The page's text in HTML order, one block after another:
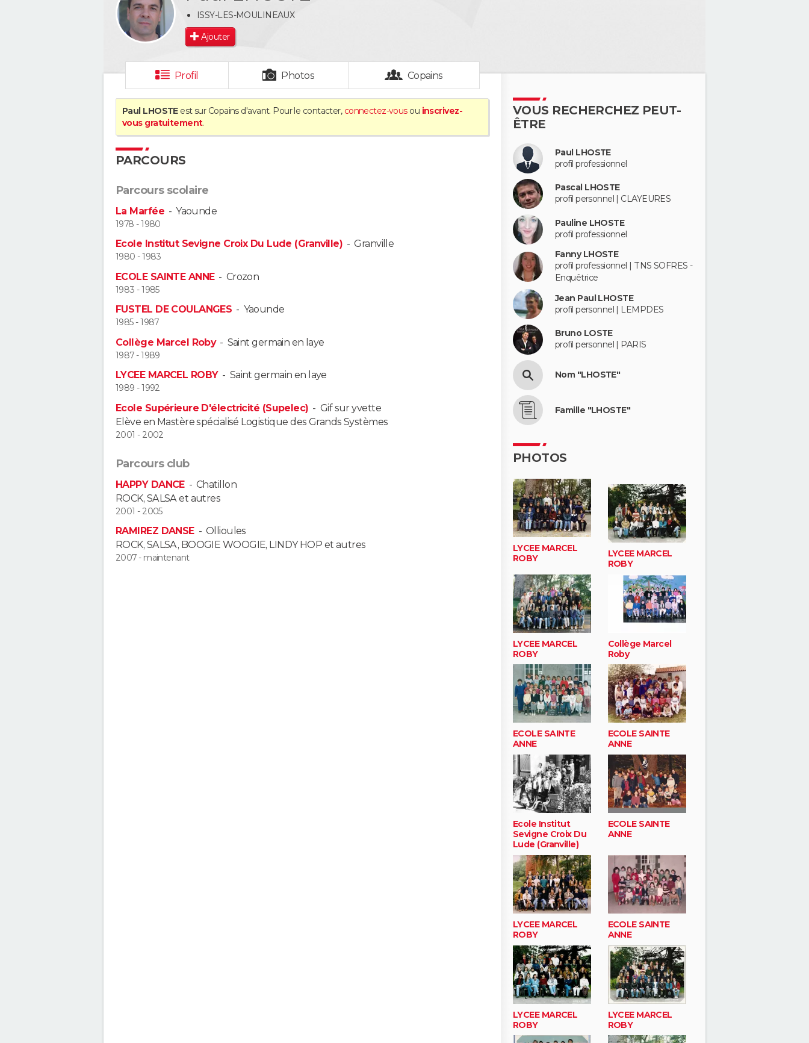
ISSY-LES-MOULINEAUX
Ajouter
Profil Photos Copains
Paul LHOSTEest sur Copains d'avant. Pour le contacter, connectez-vousou inscrivez-
vous gratuitement.
PARCOURS
Parcours scolaire
La Marfée-Yaounde
1978 - 1980
Ecole Institut Sevigne Croix Du Lude (Granville) -Granville
1980 - 1983
ECOLE SAINTE ANNE- Crozon
1983 - 1985
FUSTEL DE COULANGES - Yaounde
1985 - 1987
Collège Marcel Roby- Saint germain en laye
1987 - 1989
LYCEE MARCEL ROBY- Saint germain en laye
1989 - 1992
Ecole Supérieure D'électricité (Supelec) - Gif sur yvette
Elève en Mastère spécialisé Logistique des Grands Systèmes
2001 - 2002
Parcours club
HAPPY DANCE-Chatillon
ROCK, SALSA et autres
2001 - 2005
RAMIREZ DANSE- Ollioules
ROCK, SALSA, BOOGIE WOOGIE, LINDY HOP et autres
2007 - maintenant
VOUS RECHERCHEZ PEUT-
ÊTRE
Paul LHOSTE
profil professionnel
Pascal LHOSTE
profil personnel | CLAYEURES
Pauline LHOSTE
profil professionnel
Fanny LHOSTE
profil professionnel | TNS SOFRES -
Enquêtrice
Jean Paul LHOSTE
profil personnel | LEMPDES
Bruno LOSTE
profil personnel | PARIS
Nom "LHOSTE"
Famille "LHOSTE"
PHOTOS
LYCEE MARCEL
ROBY
LYCEE MARCEL
ROBY
LYCEE MARCEL
ROBY
Collège Marcel
Roby
ECOLE SAINTE
ANNE
ECOLE SAINTE
ANNE
Ecole Institut
Sevigne Croix Du
Lude (Granville)
ECOLE SAINTE
ANNE
LYCEE MARCEL
ROBY
ECOLE SAINTE
ANNE
LYCEE MARCEL
ROBY
LYCEE MARCEL
ROBY